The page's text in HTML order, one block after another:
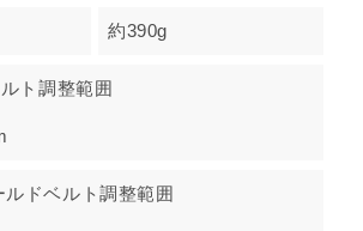
約390g
ト調整範囲
ドベルト調整範囲